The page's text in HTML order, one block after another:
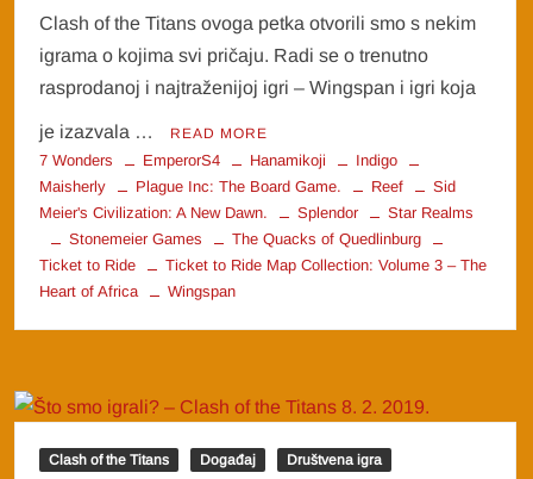
Clash of the Titans ovoga petka otvorili smo s nekim
igrama o kojima svi pričaju. Radi se o trenutno
rasprodanoj i najtraženijoj igri – Wingspan i igri koja
je izazvala … READ MORE
7 Wonders EmperorS4 Hanamikoji
Indigo
Maisherly
Plague Inc: The Board Game. Reef
Sid
Meier's Civilization: A New Dawn.
Splendor
Star Realms
Stonemeier Games
The Quacks of Quedlinburg
Ticket to Ride
Ticket to Ride Map Collection: Volume 3 – The
Heart of Africa
Wingspan
Clash of the Titans Događaj Društvena igra